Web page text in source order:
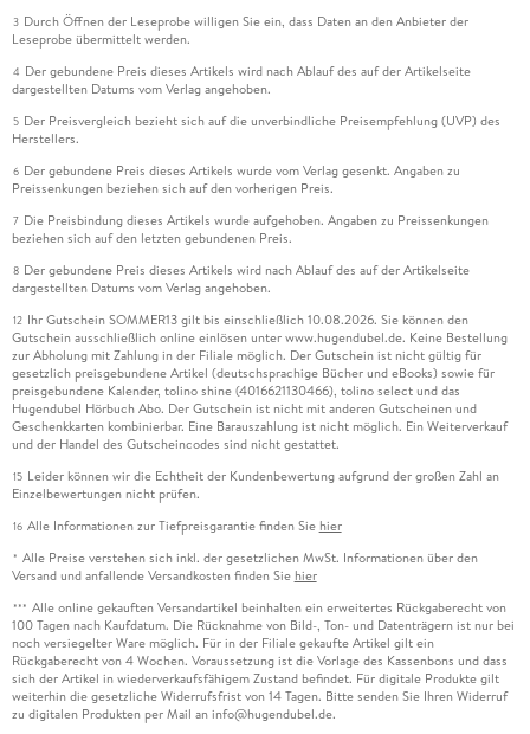
3 Durch Öffnen der Leseprobe willigen Sie ein, dass Daten an den Anbieter der
Leseprobe übermittelt werden.
4 Der gebundene Preis dieses Artikels wird nach Ablauf des auf der Artikelseite
dargestellten Datums vom Verlag angehoben.
5 Der Preisvergleich bezieht sich auf die unverbindliche Preisempfehlung (UVP) des
Herstellers.
6 Der gebundene Preis dieses Artikels wurde vom Verlag gesenkt. Angaben zu
Preissenkungen beziehen sich auf den vorherigen Preis.
7 Die Preisbindung dieses Artikels wurde aufgehoben. Angaben zu Preissenkungen
beziehen sich auf den letzten gebundenen Preis.
8 Der gebundene Preis dieses Artikels wird nach Ablauf des auf der Artikelseite
dargestellten Datums vom Verlag angehoben.
12 Ihr Gutschein SOMMER13 gilt bis einschließlich 10.08.2026. Sie können den
Gutschein ausschließlich online einlösen unter www.hugendubel.de. Keine Bestellung
zur Abholung mit Zahlung in der Filiale möglich. Der Gutschein ist nicht gültig für
gesetzlich preisgebundene Artikel (deutschsprachige Bücher und eBooks) sowie für
preisgebundene Kalender, tolino shine (4016621130466), tolino select und das
Hugendubel Hörbuch Abo. Der Gutschein ist nicht mit anderen Gutscheinen und
Geschenkkarten kombinierbar. Eine Barauszahlung ist nicht möglich. Ein Weiterverkauf
und der Handel des Gutscheincodes sind nicht gestattet.
15 Leider können wir die Echtheit der Kundenbewertung aufgrund der großen Zahl an
Einzelbewertungen nicht prüfen.
16 Alle Informationen zur Tiefpreisgarantie finden Sie hier
* Alle Preise verstehen sich inkl. der gesetzlichen MwSt. Informationen über den
Versand und anfallende Versandkosten finden Sie hier
*** Alle online gekauften Versandartikel beinhalten ein erweitertes Rückgaberecht von
100 Tagen nach Kaufdatum. Die Rücknahme von Bild-, Ton- und Datenträgern ist nur bei
noch versiegelter Ware möglich. Für in der Filiale gekaufte Artikel gilt ein
Rückgaberecht von 4 Wochen. Voraussetzung ist die Vorlage des Kassenbons und dass
sich der Artikel in wiederverkaufsfähigem Zustand befindet. Für digitale Produkte gilt
weiterhin die gesetzliche Widerrufsfrist von 14 Tagen. Bitte senden Sie Ihren Widerruf
zu digitalen Produkten per Mail an info@hugendubel.de.